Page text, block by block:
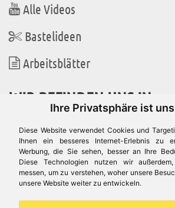
Ihre Privatsphäre ist
Diese Website verwendet Cookies und
Ihnen ein besseres Internet-Erlebnis zu
Werbung, die Sie sehen, besser an Ihre
Diese Technologien nutzen wir
messen, um zu verstehen, woher unsere
unsere Website weiter zu entwickeln.
Alle Videos
Bastelideen
Arbeitsblätter
WIR BEFINDEN UNS IN
Es gibt uns auch in